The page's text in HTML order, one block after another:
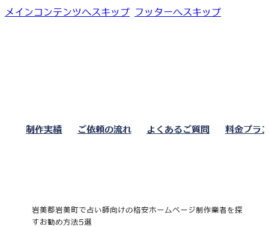
メインコンテンツへスキップ フッターへスキップ
制作実績 ご依頼の流れ よくあるご質問 料金プラ
岩美郡岩美町で占い師向けの格安ホームページ制作業者を探
すお勧め方法5選